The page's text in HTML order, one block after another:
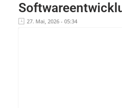
27. Mai, 2026 - 05:34